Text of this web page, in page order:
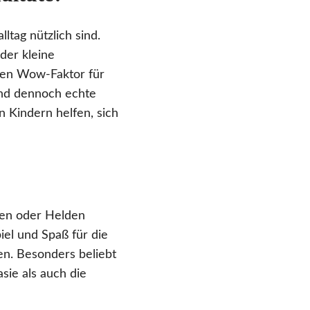
nützlich sind.
kleine
Wow-Faktor für
dennoch echte
Kindern helfen, sich
oder Helden
und Spaß für die
Besonders beliebt
als auch die